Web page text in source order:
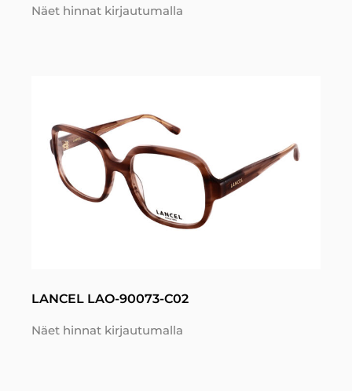
Näet hinnat kirjautumalla
LANCEL LAO-90073-C02
Näet hinnat kirjautumalla